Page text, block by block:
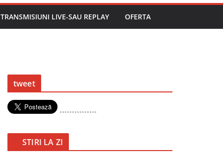
TRANSMISIUNI LIVE-SAU REPLAY OFERTA
tweet
---------------
STIRI LA ZI